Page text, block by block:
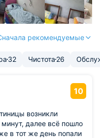
рекомендуемые
32 Чистота 26
10
возникли
далее всё пошло
в тот же день попали